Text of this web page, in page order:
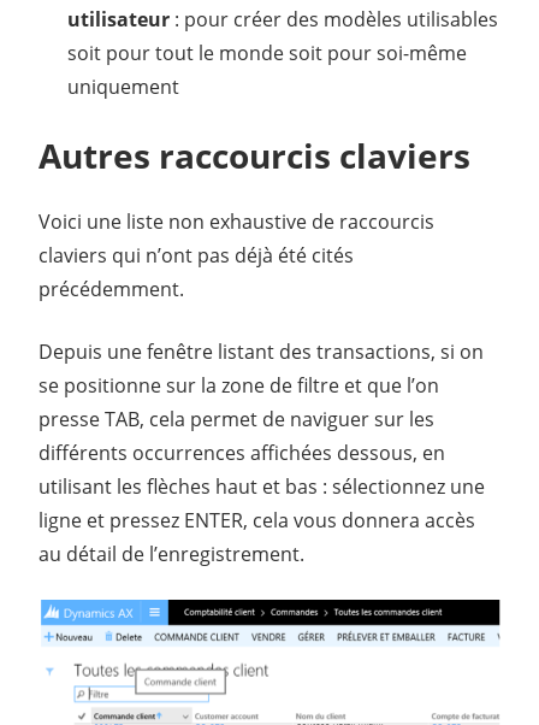
utilisateur : pour créer des modèles utilisables
soit pour tout le monde soit pour soi-même
uniquement
Autres raccourcis claviers
Voici une liste non exhaustive de raccourcis
claviers qui n’ont pas déjà été cités
précédemment.
Depuis une fenêtre listant des transactions, si on
se positionne sur la zone de filtre et que l’on
presse TAB, cela permet de naviguer sur les
différents occurrences affichées dessous, en
utilisant les flèches haut et bas : sélectionnez une
ligne et pressez ENTER, cela vous donnera accès
au détail de l’enregistrement.